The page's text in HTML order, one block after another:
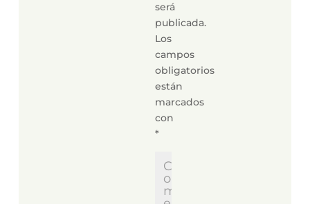
será
publicada.
Los
campos
obligatorios
están
marcados
con
*